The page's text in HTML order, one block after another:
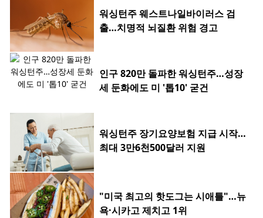
워싱턴주 웨스트나일바이러스 검
출…치명적 뇌질환 위험 경고
인구 820만 돌파한 워싱턴주…성장
세 둔화에도 미 '톱10' 굳건
워싱턴주 장기요양보험 지급 시작…
최대 3만6천500달러 지원
"미국 최고의 핫도그는 시애틀"…뉴
욕·시카고 제치고 1위